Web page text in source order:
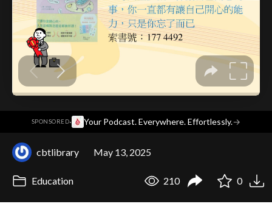
SPONSORED· Your Podcast. Everywhere. Effortlessly.→
cbtlibrary May 13, 2025
Education 210 0